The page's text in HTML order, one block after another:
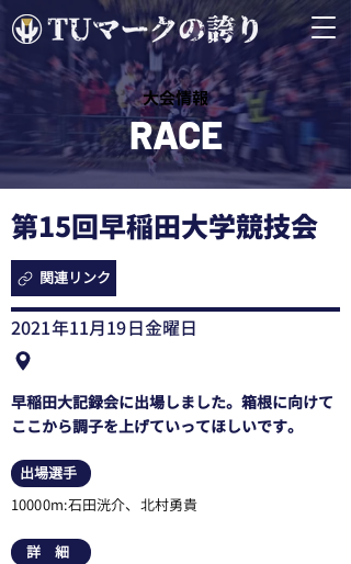
​大会情報
RACE
第15回早稲田大学競技会
関連リンク
2021年11月19日金曜日
早稲田大記録会に出場しました。箱根に向けて
ここから調子を上げていってほしいです。
出場選手
10000m:石田洸介、北村勇貴
詳 細